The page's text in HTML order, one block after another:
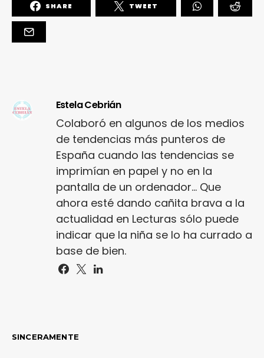
SHARE TWEET
Estela Cebrián
Colaboró en algunos de los medios
de tendencias más punteros de
España cuando las tendencias se
imprimían en papel y no en la
pantalla de un ordenador... Que
ahora esté dando cañita brava a la
actualidad en Lecturas sólo puede
indicar que la niña se lo ha currado a
base de bien.
SINCERAMENTE